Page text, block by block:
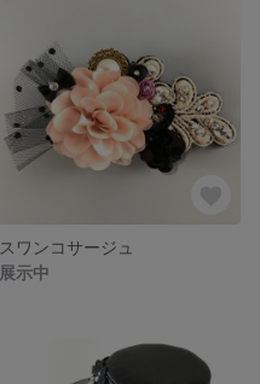
スワンコサージュ
展示中